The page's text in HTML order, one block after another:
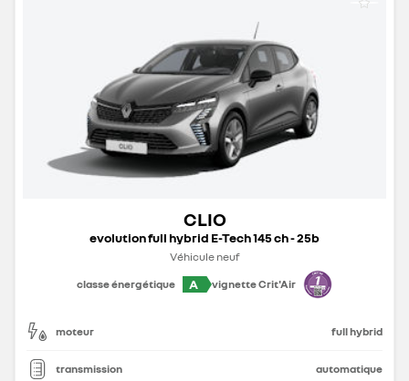
CLIO
evolution full hybrid E-Tech 145 ch - 25b
Véhicule neuf
classe énergétique
A vignette Crit'Air
moteur full hybrid
transmission automatique